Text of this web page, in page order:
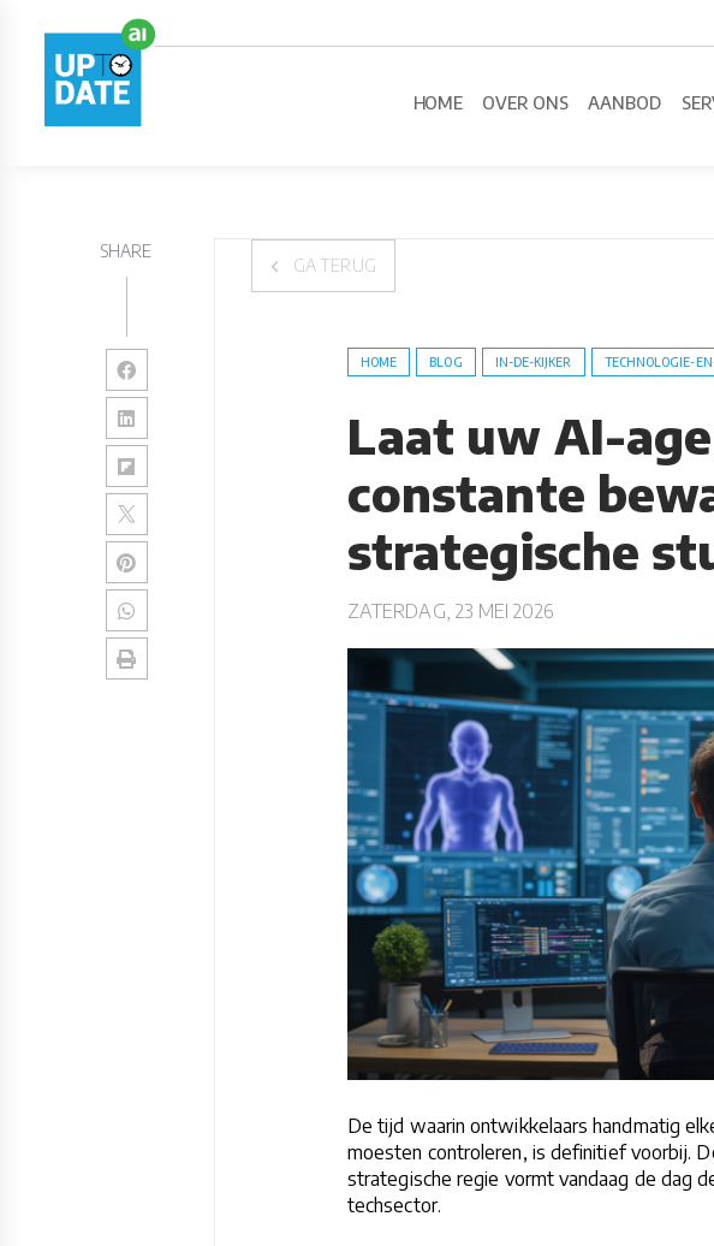
HOME OVER ONS AANBOD
SHARE
GA TERUG
HOME BLOG IN-DE-KIJKER TECHNOLOGIE-
Laat uw AI-
constante
strategische
ZATERDAG, 23 MEI 2026
De tijd waarin ontwikkelaars handmatig
moesten controleren, is definitief voorbij.
strategische regie vormt vandaag de dag
techsector.